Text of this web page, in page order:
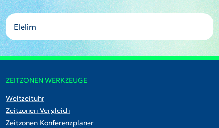
Elelim
ZEITZONEN WERKZEUGE
Weltzeituhr
Zeitzonen Vergleich
Zeitzonen Konferenzplaner